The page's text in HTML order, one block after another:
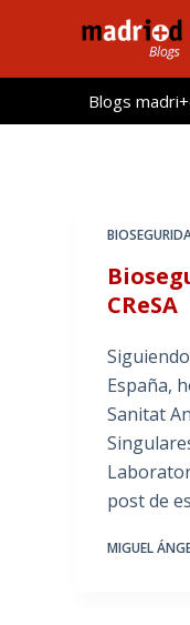
l
Blogs
CReSA
España,
Sanitat
post de
MIGUEL